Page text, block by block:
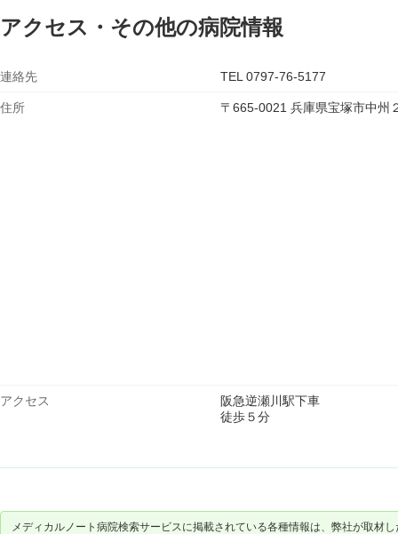
アクセス・その他の病院情報
連絡先 TEL 0797-76-5177
住所 〒665-0021 兵庫県宝塚市中州
アクセス
阪急逆瀬川駅下車
徒歩５分
メディカルノート病院検索サービスに掲載されている各種情報は、弊社が取材